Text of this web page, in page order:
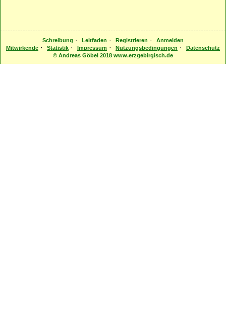
Schreibung · Leitfaden · Registrieren ·
Anmelden
Mitwirkende · Statistik · Impressum · Nutzungsbedingungen ·
Datenschutz
© Andreas Göbel 2018 www.erzgebirgisch.de